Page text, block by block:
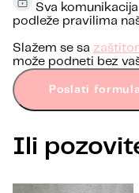
Sva
podleže pravilima
Slažem se sa
može podneti bez
Poslati
Ili